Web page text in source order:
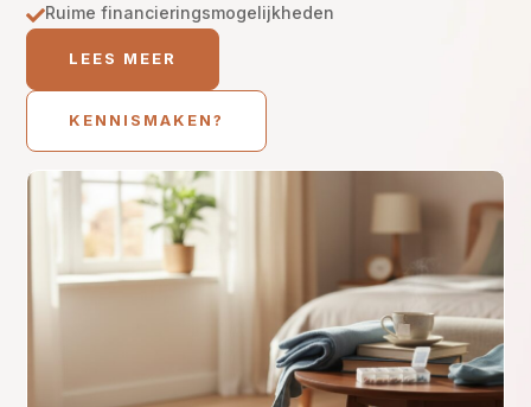
Ruime financieringsmogelijkheden
LEES MEER
KENNISMAKEN?